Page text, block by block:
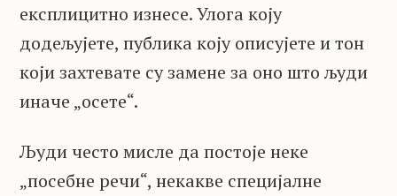
експлицитно изнесе. Улога коју
додељујете, публика коју описујете и тон
који захтевате су замене за оно што људи
иначе „осете“.
Људи често мисле да постоје неке
„посебне речи“, некакве специјалне